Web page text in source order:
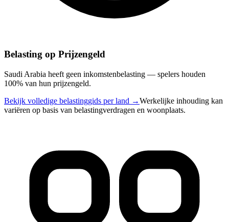
Belasting op Prijzengeld
Saudi Arabia heeft geen inkomstenbelasting — spelers houden
100% van hun prijzengeld.
Bekijk volledige belastinggids per land →Werkelijke inhouding kan
variëren op basis van belastingverdragen en woonplaats.